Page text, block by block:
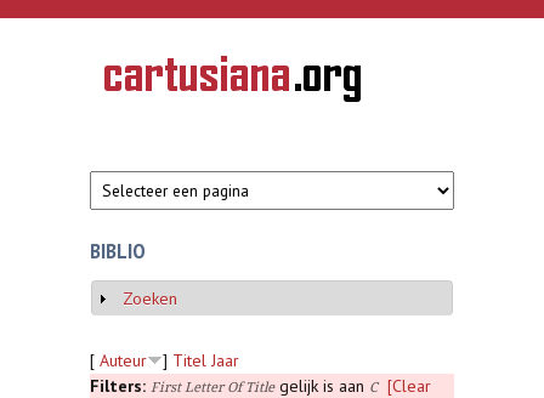
Overslaan en naar de inhoud gaan
CARTUSIANA
Geschiedenis
van de
BIBLIO
Weergeven
Zoeken
[ Auteur ] Titel Jaar
Filters: First Letter Of Titlegelijk is aan C
[Clear